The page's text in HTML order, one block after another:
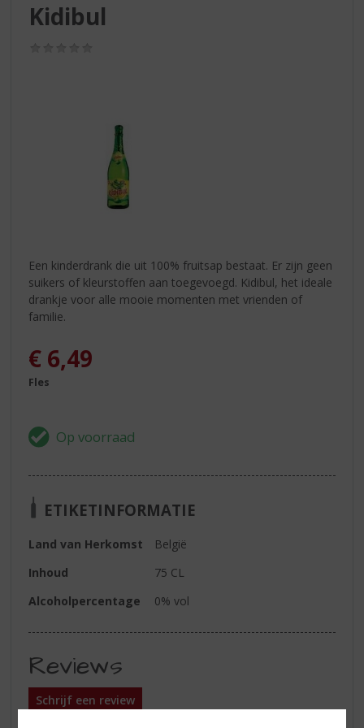
Kidibul
Een kinderdrank die uit 100% fruitsap bestaat. Er zijn geen
suikers of kleurstoffen aan toegevoegd. Kidibul, het ideale
drankje voor alle mooie momenten met vrienden of
familie.
€ 6,49
Fles
ETIKETINFORMATIE
Land van Herkomst
België
Inhoud
75 CL
Alcoholpercentage
0% vol
Reviews
Schrijf een review